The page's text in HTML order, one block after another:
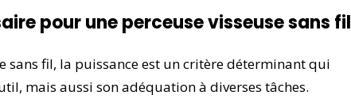
pour une perceuse visseuse sans fil
sans fil, la puissance est un critère déterminant qui
mais aussi son adéquation à diverses tâches.